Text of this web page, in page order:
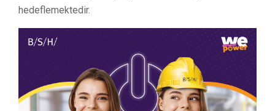
hedeflemektedir.